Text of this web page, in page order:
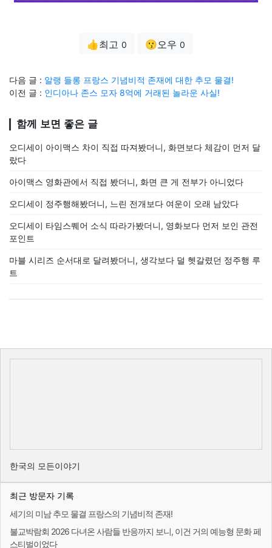
👍최고 0 😗오우 0
다음 글 : 알랭 들롱 프랑스 기념비적 존재에 대한 추모 물결!
이전 글 : 인디아나 존스 모자 8억에 거래된 놀라운 사실!
함께 보면 좋은 글
오디세이 아이맥스 차이 직접 따져봤더니, 화면보다 체감이 먼저 달
랐다
아이맥스 영화관에서 직접 봤더니, 화면 큰 게 전부가 아니었다
오디세이 정주행해봤더니, 느린 전개보다 여운이 오래 남았다
오디세이 타임스퀘어 소식 따라가봤더니, 영화보다 먼저 보인 관전
포인트
마블 시리즈 순서대로 달려봤더니, 생각보다 덜 헷갈렸던 정주행 루
트
한국의 모든이야기
최근 방문자 기록
세기의 미남 추모 물결 프랑스의 기념비적 존재!
불교박람회 2026 다녀온 사람들 반응까지 보니, 이건 거의 예능형 문화 페
스티벌이었다